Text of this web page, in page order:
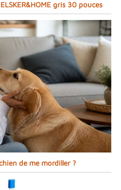
gris 30 pouces
de me mordiller ?